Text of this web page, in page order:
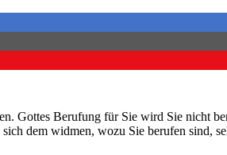
Gottes Berufung für Sie wird Sie nicht
dem widmen, wozu Sie berufen sind,